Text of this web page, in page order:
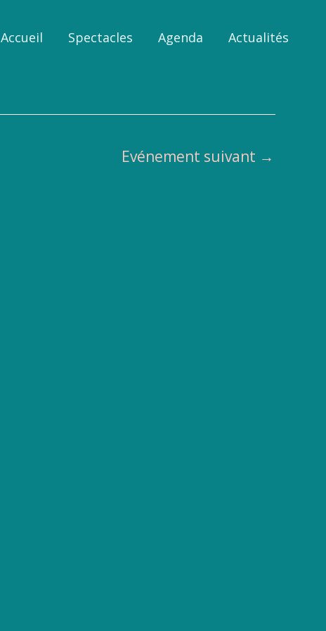
Accueil Spectacles Agenda Actualités
Evénement suivant →